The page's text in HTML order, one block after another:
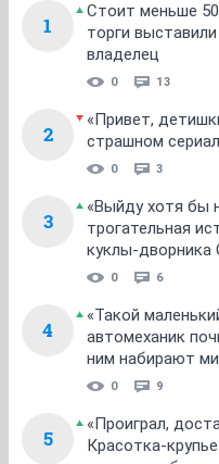
1
Стоит меньше
торги
владелец
0 13
2
«Привет,
страшном
0 3
3
«Выйду хотя бы
трогательная
куклы-дворника
0 6
4
«Такой
автомеханик
ним набирают
0 9
5
«Проиграл,
Красотка-